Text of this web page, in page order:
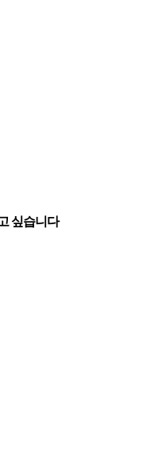
싶습니다